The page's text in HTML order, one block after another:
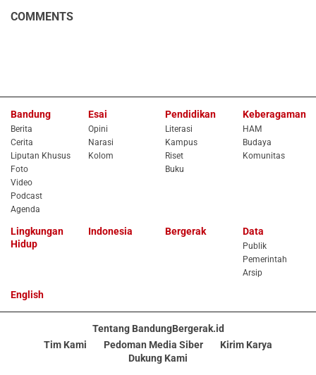
COMMENTS
Bandung
Berita
Cerita
Liputan Khusus
Foto
Video
Podcast
Agenda
Esai
Opini
Narasi
Kolom
Pendidikan
Literasi
Kampus
Riset
Buku
Keberagaman
HAM
Budaya
Komunitas
Lingkungan
Hidup
Indonesia Bergerak Data
Publik
Pemerintah
Arsip
English
Tentang BandungBergerak.id
Tim Kami
Pedoman Media Siber
Kirim Karya
Dukung Kami